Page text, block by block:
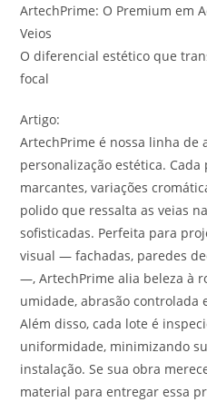
ArtechPrime: O Premium em
Veios
O diferencial estético que
focal
Artigo:
ArtechPrime é nossa linha de
personalização estética. Cada
marcantes, variações
polido que ressalta as veias
sofisticadas. Perfeita para
visual — fachadas, paredes
—, ArtechPrime alia beleza à
umidade, abrasão controlada
Além disso, cada lote é
uniformidade, minimizando
instalação. Se sua obra
material para entregar essa